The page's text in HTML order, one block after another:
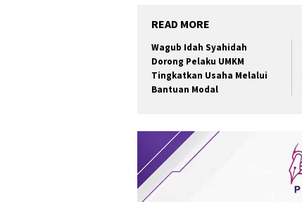
READ MORE
Wagub Idah Syahidah
Dorong Pelaku UMKM
Tingkatkan Usaha Melalui
Bantuan Modal